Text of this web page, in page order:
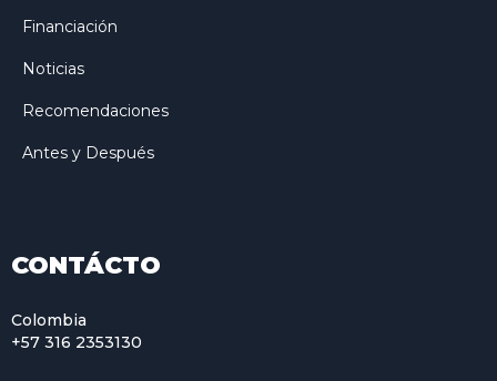
Financiación
Noticias
Recomendaciones
Antes y Después
CONTÁCTO
Colombia
+57 316 2353130